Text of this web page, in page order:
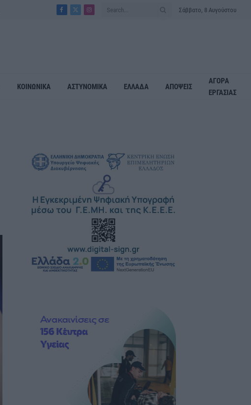
Facebook
X
Instagram
Σάββατο, 8 Αυγούστου
ΚΟΙΝΩΝΙΚΑ ΑΣΤΥΝΟΜΙΚΑ ΕΛΛΑΔΑ ΑΠΟΨΕΙΣ
ΑΓΟΡΑ
ΕΡΓΑΣΙΑΣ